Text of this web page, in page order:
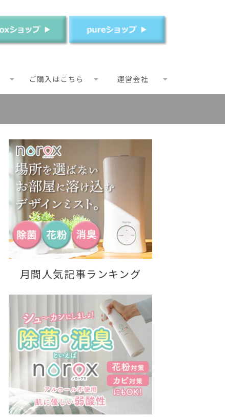
ご購入はこちら 運営会社
月間人気記事ランキング